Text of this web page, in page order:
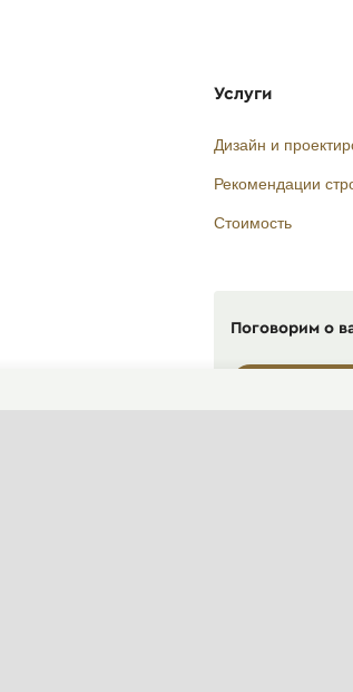
Услуги
Дизайн и
Рекомендации
Стоимость
Поговорим о